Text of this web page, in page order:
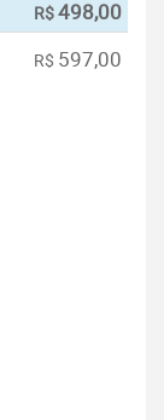
R$498,00
R$ 597,00